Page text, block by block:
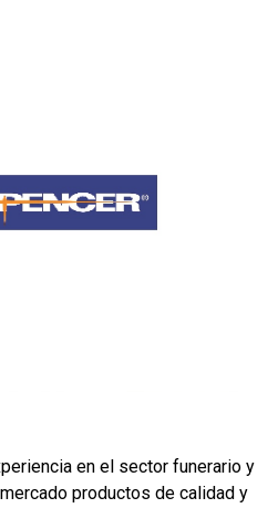
en el sector funerario y
productos de calidad y